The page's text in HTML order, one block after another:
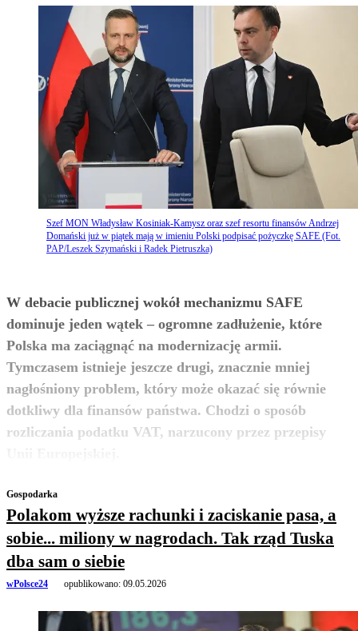
Szef MON Władysław Kosiniak-Kamysz oraz szef resortu finansów Andrzej
Domański już w piątek mają w imieniu Polski podpisać pożyczkę SAFE (Fot.
PAP/Leszek Szymański i Radek Pietruszka)
W debacie publicznej wokół mechanizmu SAFE
dominuje jeden wątek – ogromne zadłużenie, które
Polska ma zaciągnąć na modernizację armii.
Tymczasem istnieje jeszcze drugi, znacznie mniej
nagłośniony problem, który może okazać się równie
dotkliwy dla finansów państwa. Chodzi o sposób
rozliczania podatku VAT, narzucony przez przepisy
zobacz więcej
Gospodarka
Polakom wyższe rachunki i zaciskanie pasa, a
sobie... miliony w nagrodach. Tak rząd Tuska
dba sam o siebie
wPolsce24 opublikowano: 09.05.2026